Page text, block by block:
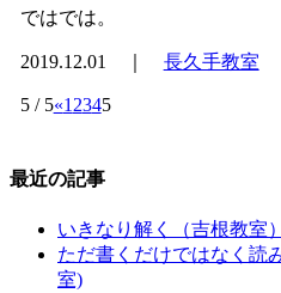
ではでは。
2019.12.01 ｜ 長久手教室
5 / 5«1 2345
最近の記事
いきなり解く（吉根教室）
ただ書くだけではなく読
室)